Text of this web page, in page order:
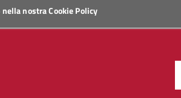
nella nostraCookie Policy